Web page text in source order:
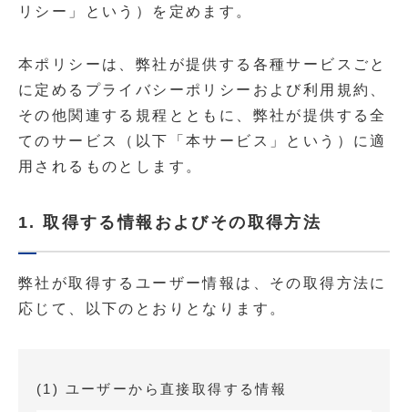
リシー」という）を定めます。
本ポリシーは、弊社が提供する各種サービスごと
に定めるプライバシーポリシーおよび利用規約、
その他関連する規程とともに、弊社が提供する全
てのサービス（以下「本サービス」という）に適
用されるものとします。
1. 取得する情報およびその取得方法
弊社が取得するユーザー情報は、その取得方法に
応じて、以下のとおりとなります。
(1) ユーザーから直接取得する情報